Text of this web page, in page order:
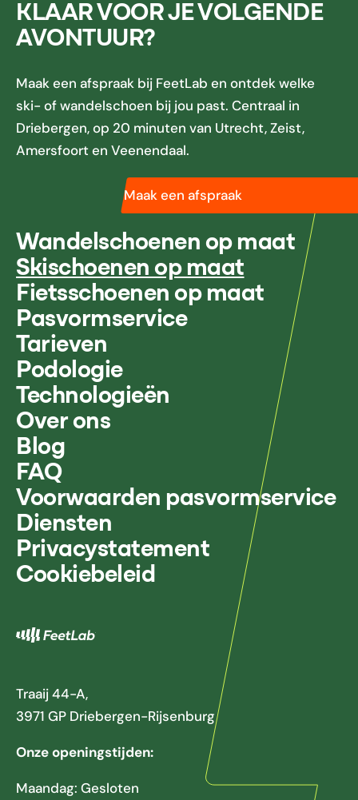
KLAAR VOOR JE VOLGENDE
AVONTUUR?
Maak een afspraak bij FeetLab en ontdek welke
ski- of wandelschoen bij jou past. Centraal in
Driebergen, op 20 minuten van Utrecht, Zeist,
Amersfoort en Veenendaal.
Maak een afspraak
Wandelschoenen op maat
Skischoenen op maat
Fietsschoenen op maat
Pasvormservice
Tarieven
Podologie
Technologieën
Over ons
Blog
FAQ
Voorwaarden pasvormservice
Diensten
Privacystatement
Cookiebeleid
Traaij 44-A,
3971 GP Driebergen-Rijsenburg
Onze openingstijden:
Maandag: Gesloten